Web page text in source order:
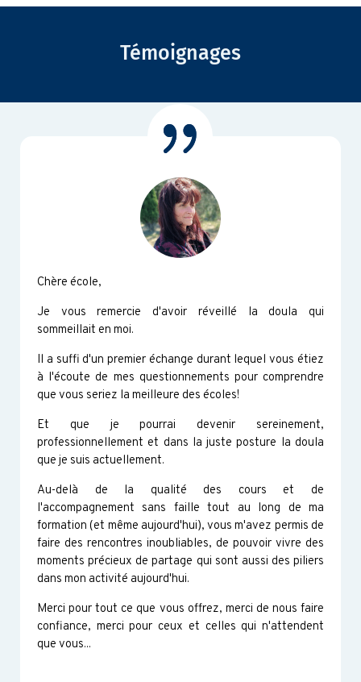
Témoignages
Chère école,
Je vous remercie d'avoir réveillé la doula qui
sommeillait en moi.
Il a suffi d'un premier échange durant lequel vous étiez
à l'écoute de mes questionnements pour comprendre
que vous seriez la meilleure des écoles!
Et que je pourrai devenir sereinement,
professionnellement et dans la juste posture la doula
que je suis actuellement.
Au-delà de la qualité des cours et de
l'accompagnement sans faille tout au long de ma
formation (et même aujourd'hui), vous m'avez permis de
faire des rencontres inoubliables, de pouvoir vivre des
moments précieux de partage qui sont aussi des piliers
dans mon activité aujourd'hui.
Merci pour tout ce que vous offrez, merci de nous faire
confiance, merci pour ceux et celles qui n'attendent
que vous...